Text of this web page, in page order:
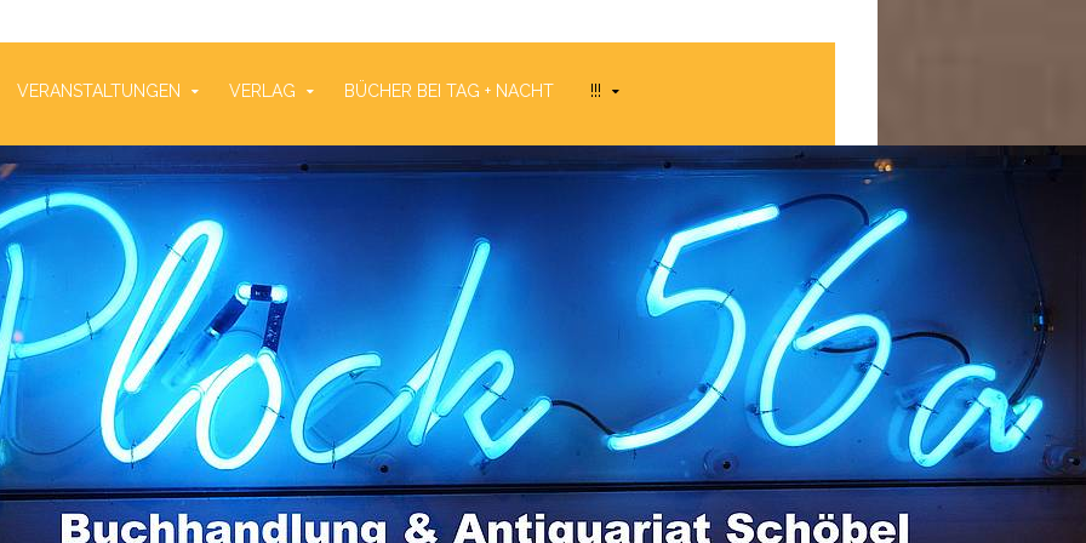
VERANSTALTUNGEN VERLAG BÜCHER BEI TAG + NACHT !!!